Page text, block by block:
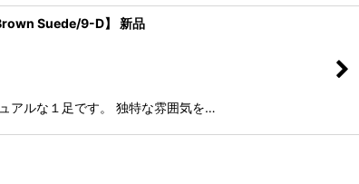
Suede/9-D】 新品
アルな１足です。 独特な雰囲気を…